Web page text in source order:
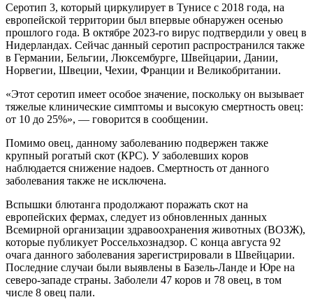
Серотип 3, который циркулирует в Тунисе с 2018 года, на
европейской территории был впервые обнаружен осенью
прошлого года. В октябре 2023-го вирус подтвердили у овец в
Нидерландах. Сейчас данный серотип распространился также
в Германии, Бельгии, Люксембурге, Швейцарии, Дании,
Норвегии, Швеции, Чехии, Франции и Великобритании.
«Этот серотип имеет особое значение, поскольку он вызывает
тяжелые клинические симптомы и высокую смертность овец:
от 10 до 25%», — говорится в сообщении.
Помимо овец, данному заболеванию подвержен также
крупный рогатый скот (КРС). У заболевших коров
наблюдается снижение надоев. Смертность от данного
заболевания также не исключена.
Вспышки блютанга продолжают поражать скот на
европейских фермах, следует из обновленных данных
Всемирной организации здравоохранения животных (ВОЗЖ),
которые публикует Россельхознадзор. С конца августа 92
очага данного заболевания зарегистрировали в Швейцарии.
Последние случаи были выявлены в Базель-Ланде и Юре на
северо-западе страны. Заболели 47 коров и 78 овец, в том
числе 8 овец пали.